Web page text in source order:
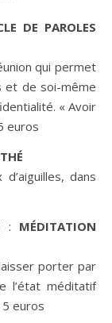
DE PAROLES
qui permet
et de soi-même
« Avoir
euros
dans
: MÉDITATION
porter par
l’état méditatif
euros